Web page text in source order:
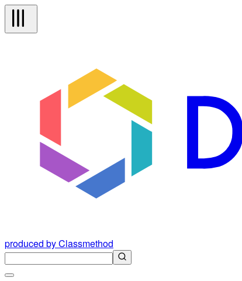
produced by Classmethod